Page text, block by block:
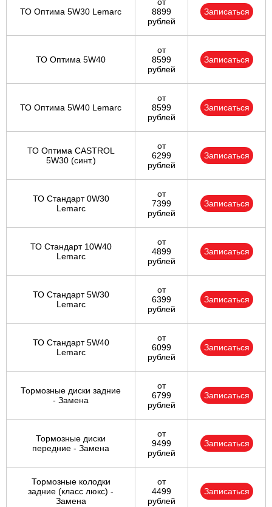
ТО Оптима 5W30 Lemarc
от
8899
рублей
Записаться
ТО Оптима 5W40
от
8599
рублей
Записаться
ТО Оптима 5W40 Lemarc
от
8599
рублей
Записаться
ТО Оптима CASTROL
5W30 (синт.)
от
6299
рублей
Записаться
ТО Стандарт 0W30
Lemarc
от
7399
рублей
Записаться
ТО Стандарт 10W40
Lemarc
от
4899
рублей
Записаться
ТО Стандарт 5W30
Lemarc
от
6399
рублей
Записаться
ТО Стандарт 5W40
Lemarc
от
6099
рублей
Записаться
Тормозные диски задние
- Замена
от
6799
рублей
Записаться
Тормозные диски
передние - Замена
от
9499
рублей
Записаться
Тормозные колодки
задние (класс люкс) -
Замена
от
4499
рублей
Записаться